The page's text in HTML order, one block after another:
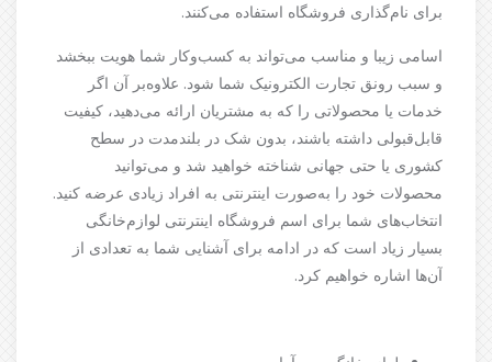
برای نام‌گذاری فروشگاه استفاده می‌کنند.
اسامی زیبا و مناسب می‌تواند به کسب‌وکار شما هویت ببخشد
و سبب رونق تجارت الکترونیک شما شود. علاوه‌بر آن اگر
خدمات یا محصولاتی را که به مشتریان ارائه می‌دهید، کیفیت
قابل‌قبولی داشته باشند، بدون شک در بلندمدت در سطح
کشوری یا حتی جهانی شناخته خواهید شد و می‌توانید
محصولات خود را به‌صورت اینترنتی به افراد زیادی عرضه کنید.
انتخاب‌های شما برای اسم فروشگاه اینترنتی لوازم‌خانگی
بسیار زیاد است که در ادامه برای آشنایی شما به تعدادی از
آن‌ها اشاره خواهیم کرد.